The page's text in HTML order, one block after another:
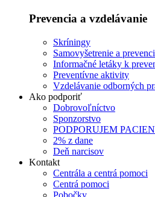
Prevencia a vzdelávanie
Skríningy
Samovyšetrenie a
Informačné letáky k
Preventívne aktivity
Vzdelávanie odborných
Ako podporiť
Dobrovoľníctvo
Sponzorstvo
PODPORUJEM
2% z dane
Deň narcisov
Kontakt
Centrála a centrá pomoci
Centrá pomoci
Pobočky